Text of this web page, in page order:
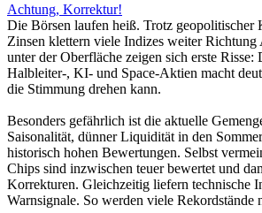
Achtung, Korrektur!
Die Börsen laufen heiß. Trotz geopolitischer
Zinsen klettern viele Indizes weiter
unter der Oberfläche zeigen sich erste
Halbleiter-, KI- und Space-Aktien macht
die Stimmung drehen kann.
Besonders gefährlich ist die aktuelle
Saisonalität, dünner Liquidität in den
historisch hohen Bewertungen. Selbst
Chips sind inzwischen teuer bewertet und
Korrekturen. Gleichzeitig liefern technische
Warnsignale. So werden viele Rekordstände